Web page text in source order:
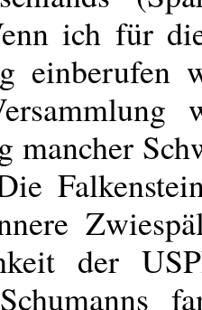
ich für
einberufen
mancher
der